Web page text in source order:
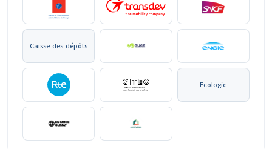
Caisse des dépôts
Ecologic